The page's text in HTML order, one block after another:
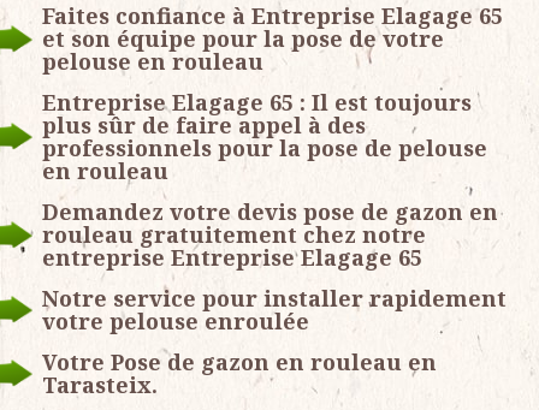
Faites confiance à Entreprise Elagage 65
et son équipe pour la pose de votre
pelouse en rouleau
Entreprise Elagage 65 : Il est toujours
plus sûr de faire appel à des
professionnels pour la pose de pelouse
en rouleau
Demandez votre devis pose de gazon en
rouleau gratuitement chez notre
entreprise Entreprise Elagage 65
Notre service pour installer rapidement
votre pelouse enroulée
Votre Pose de gazon en rouleau en
Tarasteix.